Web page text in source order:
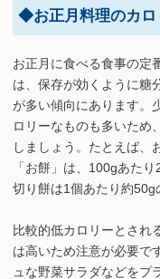
◆お正月料理のカロ
お正月に食べる食事の定
は、保存が効くように糖
が多い傾向にあります。
ロリーなものも多いため
しましょう。たとえば、
「お餅」は、100gあた
切り餅は1個あたり約50g
比較的低カロリーとされ
は高いため注意が必要で
ュな野菜サラダなどをプ